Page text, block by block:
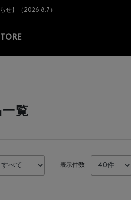
で常時送料無料！お買い物の際は会員登録を！
せ】（2026.8.7）
2026.8.5）
について
項で常時送料無料！お買い物の際は会員登録を！
覧
表示件数